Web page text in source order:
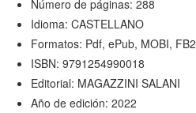
Número de páginas: 288
Idioma: CASTELLANO
Formatos: Pdf, ePub, MOBI, FB2
ISBN: 9791254990018
Editorial: MAGAZZINI SALANI
Año de edición: 2022